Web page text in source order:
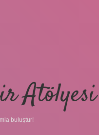
Atölyesi
buluştur!